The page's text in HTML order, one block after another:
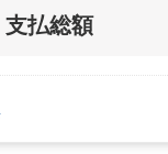
支払総額